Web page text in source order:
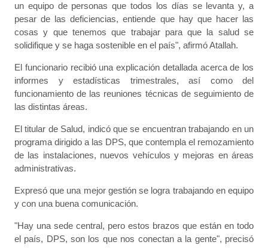
un equipo de personas que todos los días se levanta y, a
pesar de las deficiencias, entiende que hay que hacer las
cosas y que tenemos que trabajar para que la salud se
solidifique y se haga sostenible en el país", afirmó Atallah.
El funcionario recibió una explicación detallada acerca de los
informes y estadísticas trimestrales, así como del
funcionamiento de las reuniones técnicas de seguimiento de
las distintas áreas.
El titular de Salud, indicó que se encuentran trabajando en un
programa dirigido a las DPS, que contempla el remozamiento
de las instalaciones, nuevos vehículos y mejoras en áreas
administrativas.
Expresó que una mejor gestión se logra trabajando en equipo
y con una buena comunicación.
"Hay una sede central, pero estos brazos que están en todo
el país, DPS, son los que nos conectan a la gente", precisó